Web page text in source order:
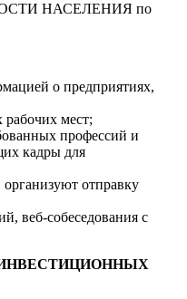
НАСЕЛЕНИЯ по
о предприятиях,
рабочих мест;
профессий и
кадры для
отправку
веб-собеседования с